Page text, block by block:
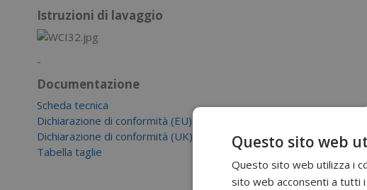
Istruzioni di lavaggio
-
Documentazione
Scheda tecnica
Dichiarazione di conformità (EU)
Dichiarazione di conformità (UK)
Tabella taglie
Questo sito web
Questo sito web utilizza i
sito web acconsenti a tutti